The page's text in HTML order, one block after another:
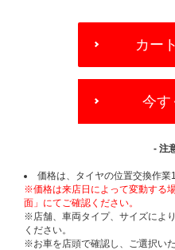
OPTIONS
カー
今す
- 注
価格は、タイヤの位置交換作業1
※価格は来店日によって変動する
面」にてご確認ください。
※店舗、車両タイプ、サイズによ
ください。
※お車を店頭で確認し、ご選択い